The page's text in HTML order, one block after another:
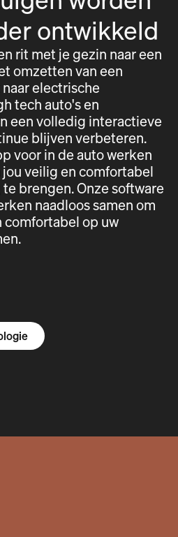
ontwikkeld
rit met je gezin naar een
omzetten van een
electrische
tech auto's en
een volledig interactieve
blijven verbeteren.
voor in de auto werken
veilig en comfortabel
brengen. Onze software
naadloos samen om
comfortabel op uw